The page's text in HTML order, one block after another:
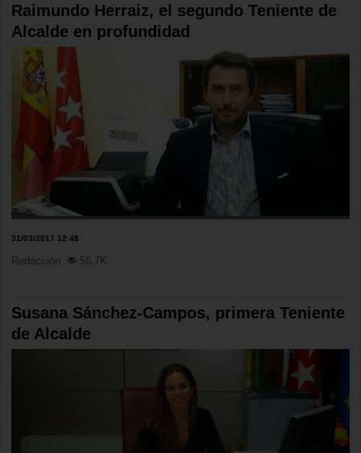
Raimundo Herraiz, el segundo Teniente de
Alcalde en profundidad
31/03/2017 12:48
Redacción 56,7K
Susana Sánchez-Campos, primera Teniente
de Alcalde